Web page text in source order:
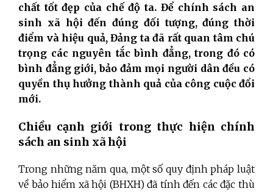
chất tốt đẹp của chế độ ta. Để chính sách an
sinh xã hội đến đúng đối tượng, đúng thời
điểm và hiệu quả, Đảng ta đã rất quan tâm chú
trọng các nguyên tắc bình đẳng, trong đó có
bình đẳng giới, bảo đảm mọi người dân đều có
quyền thụ hưởng thành quả của công cuộc đổi
mới.
Chiều cạnh giới trong thực hiện chính
sách an sinh xã hội
Trong những năm qua, một số quy định pháp luật
về bảo hiểm xã hội (BHXH) đã tính đến các đặc thù